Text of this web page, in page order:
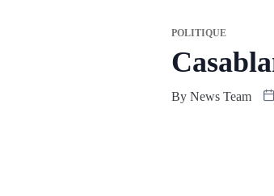
POLITIQUE
By News Team